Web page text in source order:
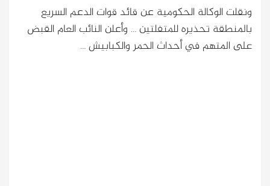
ونقلت الوكالة الحكومية عن قائد قوات الدعم السريع
بالمنطقة تحذيره للمتفلتين … وأعلن النائب العام القبض
على المتهم في أحداث الحمر والكبابيش …